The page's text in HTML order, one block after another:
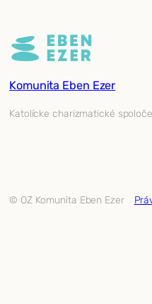
Komunita Eben Ezer
Katolícke charizmatické
© OZ Komunita Eben Ezer